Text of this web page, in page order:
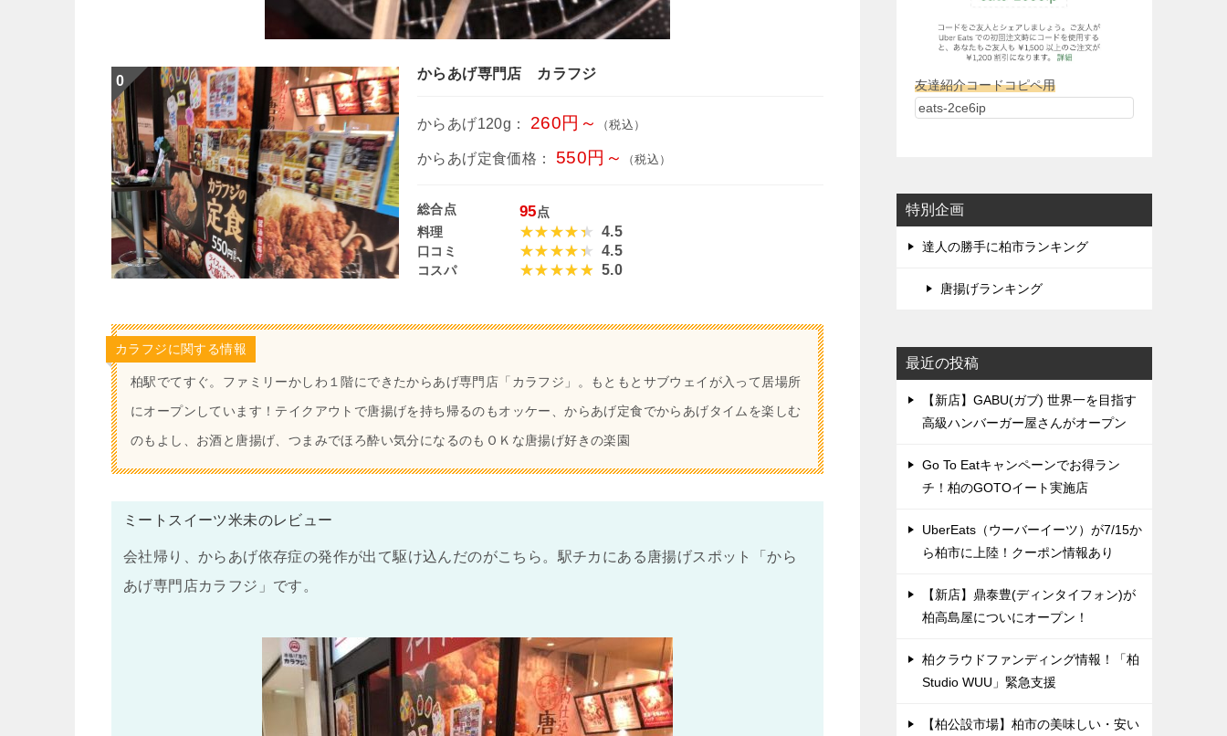
からあげ専門店 カラフジ
からあげ120g： 260円～ （税込）
からあげ定食価格： 550円～ （税込）
総合点 95点
料理
4.5
口コミ 4.5
コスパ 5.0
カラフジに関する情報
柏駅でてすぐ。ファミリーかしわ１階にできたからあげ専門店「カラフジ」。もともとサブウェイが入って居場所
にオープンしています！テイクアウトで唐揚げを持ち帰るのもオッケー、からあげ定食でからあげタイムを楽しむ
のもよし、お酒と唐揚げ、つまみでほろ酔い気分になるのもＯＫな唐揚げ好きの楽園
ミートスイーツ米未のレビュー
会社帰り、からあげ依存症の発作が出て駆け込んだのがこちら。駅チカにある唐揚げスポット「から
あげ専門店カラフジ」です。
友達紹介コードコピペ用
特別企画
達人の勝手に柏市ランキング
唐揚げランキング
最近の投稿
【新店】GABU(ガブ) 世界一を目指す
高級ハンバーガー屋さんがオープン
Go To Eatキャンペーンでお得ラン
チ！柏のGOTOイート実施店
UberEats（ウーバーイーツ）が7/15か
ら柏市に上陸！クーポン情報あり
【新店】鼎泰豊(ディンタイフォン)が
柏高島屋についにオープン！
柏クラウドファンディング情報！「柏
Studio WUU」緊急支援
【柏公設市場】柏市の美味しい・安い